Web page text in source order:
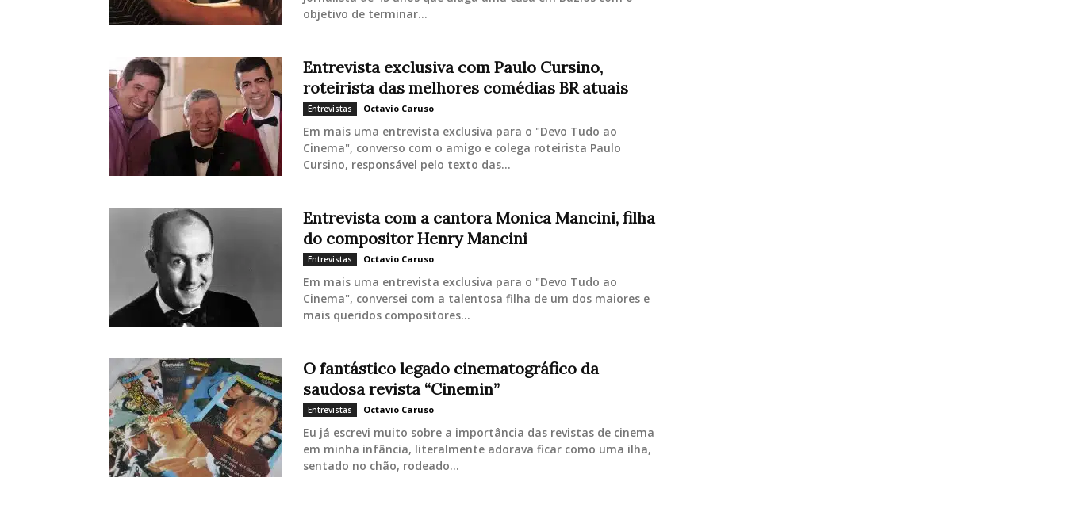
objetivo de terminar...
Entrevista exclusiva com Paulo Cursino,
roteirista das melhores comédias BR atuais
Entrevistas Octavio Caruso
Em mais uma entrevista exclusiva para o "Devo Tudo ao
Cinema", converso com o amigo e colega roteirista Paulo
Cursino, responsável pelo texto das...
Entrevista com a cantora Monica Mancini, filha
do compositor Henry Mancini
Entrevistas Octavio Caruso
Em mais uma entrevista exclusiva para o "Devo Tudo ao
Cinema", conversei com a talentosa filha de um dos maiores e
mais queridos compositores...
O fantástico legado cinematográfico da
saudosa revista “Cinemin”
Entrevistas Octavio Caruso
Eu já escrevi muito sobre a importância das revistas de cinema
em minha infância, literalmente adorava ficar como uma ilha,
sentado no chão, rodeado...